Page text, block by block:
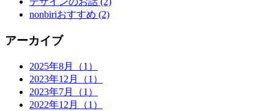
nonbiriおすすめ (2)
アーカイブ
2025年8月（1）
2023年12月（1）
2023年7月（1）
2022年12月（1）